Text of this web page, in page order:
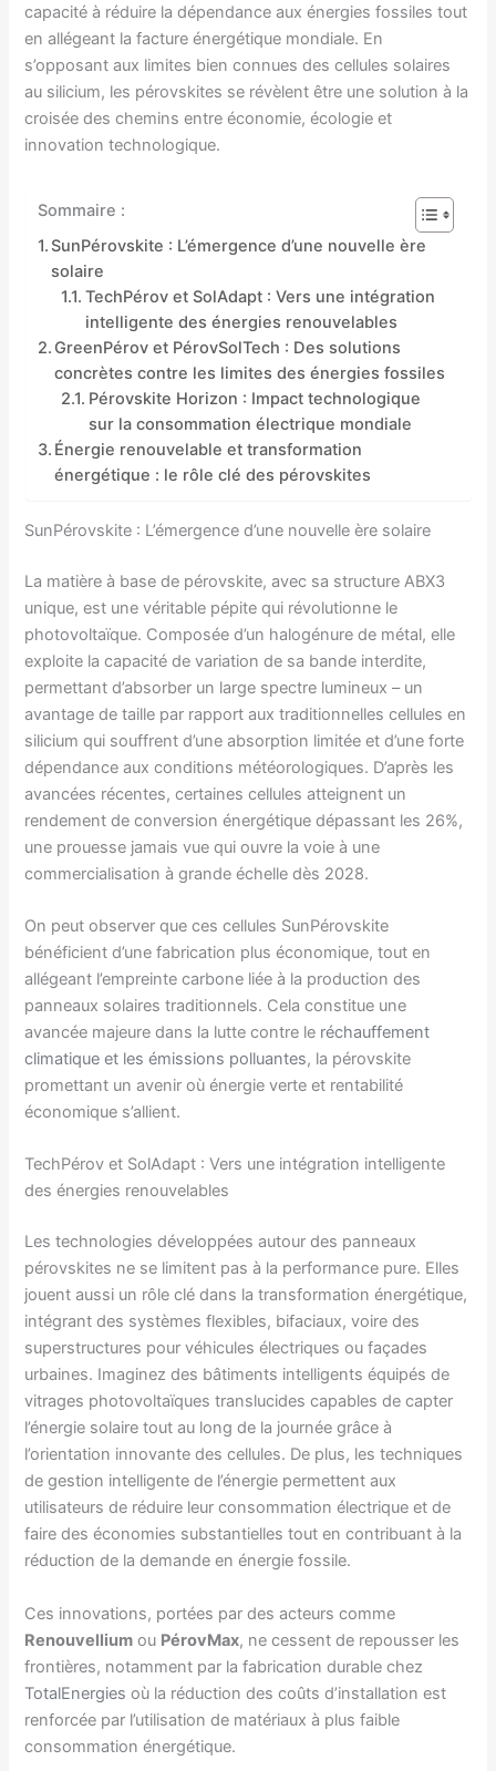
capacité à réduire la dépendance aux énergies fossiles tout
en allégeant la facture énergétique mondiale. En
s’opposant aux limites bien connues des cellules solaires
au silicium, les pérovskites se révèlent être une solution à la
croisée des chemins entre économie, écologie et
innovation technologique.
Sommaire :
SunPérovskite : L’émergence d’une nouvelle ère
solaire
TechPérov et SolAdapt : Vers une intégration
intelligente des énergies renouvelables
GreenPérov et PérovSolTech : Des solutions
concrètes contre les limites des énergies fossiles
Pérovskite Horizon : Impact technologique
sur la consommation électrique mondiale
Énergie renouvelable et transformation
énergétique : le rôle clé des pérovskites
SunPérovskite : L’émergence d’une nouvelle ère solaire
La matière à base de pérovskite, avec sa structure ABX3
unique, est une véritable pépite qui révolutionne le
photovoltaïque. Composée d’un halogénure de métal, elle
exploite la capacité de variation de sa bande interdite,
permettant d’absorber un large spectre lumineux – un
avantage de taille par rapport aux traditionnelles cellules en
silicium qui souffrent d’une absorption limitée et d’une forte
dépendance aux conditions météorologiques. D’après les
avancées récentes, certaines cellules atteignent un
rendement de conversion énergétique dépassant les 26%,
une prouesse jamais vue qui ouvre la voie à une
commercialisation à grande échelle dès 2028.
On peut observer que ces cellules SunPérovskite
bénéficient d’une fabrication plus économique, tout en
allégeant l’empreinte carbone liée à la production des
panneaux solaires traditionnels. Cela constitue une
avancée majeure dans la lutte contre le réchauffement
climatique et les émissions polluantes, la pérovskite
promettant un avenir où énergie verte et rentabilité
économique s’allient.
TechPérov et SolAdapt : Vers une intégration intelligente
des énergies renouvelables
Les technologies développées autour des panneaux
pérovskites ne se limitent pas à la performance pure. Elles
jouent aussi un rôle clé dans la transformation énergétique,
intégrant des systèmes flexibles, bifaciaux, voire des
superstructures pour véhicules électriques ou façades
urbaines. Imaginez des bâtiments intelligents équipés de
vitrages photovoltaïques translucides capables de capter
l’énergie solaire tout au long de la journée grâce à
l’orientation innovante des cellules. De plus, les techniques
de gestion intelligente de l’énergie permettent aux
utilisateurs de réduire leur consommation électrique et de
faire des économies substantielles tout en contribuant à la
réduction de la demande en énergie fossile.
Ces innovations, portées par des acteurs comme
Renouvellium ou PérovMax, ne cessent de repousser les
frontières, notamment par la fabrication durable chez
TotalEnergies où la réduction des coûts d’installation est
renforcée par l’utilisation de matériaux à plus faible
consommation énergétique.